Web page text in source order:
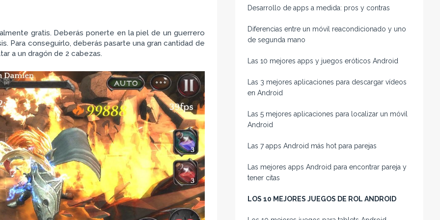
gratis. Deberás ponerte en la piel de un guerrero
Para conseguirlo, deberás pasarte una gran cantidad de
a un dragón de 2 cabezas.
Desarrollo de apps a medida: pros y contras
Diferencias entre un móvil reacondicionado y uno
de segunda mano
Las 10 mejores apps y juegos eróticos Android
Las 3 mejores aplicaciones para descargar vídeos
en Android
Las 5 mejores aplicaciones para localizar un móvil
Android
Las 7 apps Android más hot para parejas
Las mejores apps Android para encontrar pareja y
tener citas
LOS 10 MEJORES JUEGOS DE ROL ANDROID